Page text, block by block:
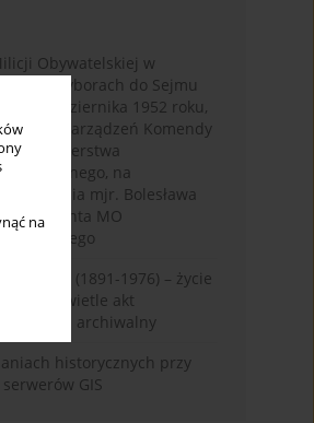
na
Obywatelskiej w
i wyborach do Sejmu
26 października 1952 roku,
i zarządzeń Komendy
Ministerstwa
Publicznego, na
mjr. Bolesława
MO
Robel (1891-1976) – życie
w świetle akt
archiwalny
historycznych przy
GIS